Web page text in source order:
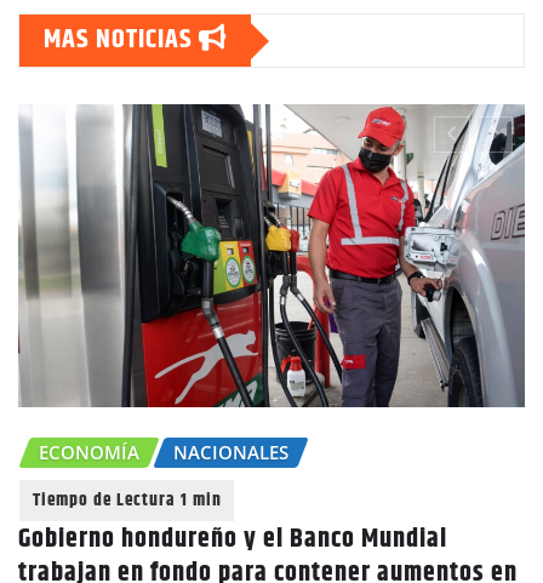
MAS NOTICIAS
ECONOMÍA NACIONALES
Gobierno hondureño y el Banco Mundial
trabajan en fondo para contener aumentos en